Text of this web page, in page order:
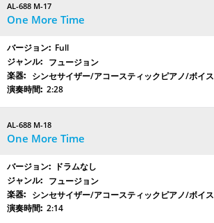
AL-688 M-17
One More Time
Full
フュージョン
シンセサイザー/アコースティックピアノ/ボイス
2:28
AL-688 M-18
One More Time
ドラムなし
フュージョン
シンセサイザー/アコースティックピアノ/ボイス
2:14